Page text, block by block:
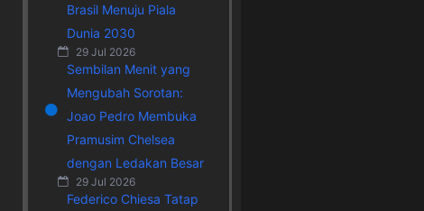
Brasil Menuju Piala
Dunia 2030
29 Jul 2026
Sembilan Menit yang
Mengubah Sorotan:
Joao Pedro Membuka
Pramusim Chelsea
dengan Ledakan Besar
29 Jul 2026
Federico Chiesa Tatap